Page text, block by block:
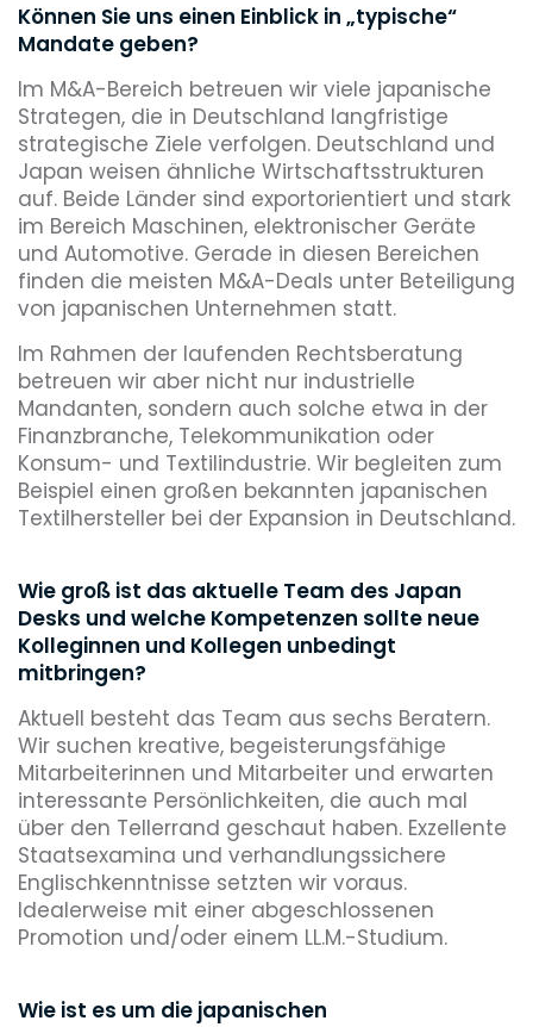
Können Sie uns einen Einblick in „typische“
Mandate geben?
Im M&A-Bereich betreuen wir viele japanische
Strategen, die in Deutschland langfristige
strategische Ziele verfolgen. Deutschland und
Japan weisen ähnliche Wirtschaftsstrukturen
auf. Beide Länder sind exportorientiert und stark
im Bereich Maschinen, elektronischer Geräte
und Automotive. Gerade in diesen Bereichen
finden die meisten M&A-Deals unter Beteiligung
von japanischen Unternehmen statt.
Im Rahmen der laufenden Rechtsberatung
betreuen wir aber nicht nur industrielle
Mandanten, sondern auch solche etwa in der
Finanzbranche, Telekommunikation oder
Konsum- und Textilindustrie. Wir begleiten zum
Beispiel einen großen bekannten japanischen
Textilhersteller bei der Expansion in Deutschland.
Wie groß ist das aktuelle Team des Japan
Desks und welche Kompetenzen sollte neue
Kolleginnen und Kollegen unbedingt
mitbringen?
Aktuell besteht das Team aus sechs Beratern.
Wir suchen kreative, begeisterungsfähige
Mitarbeiterinnen und Mitarbeiter und erwarten
interessante Persönlichkeiten, die auch mal
über den Tellerrand geschaut haben. Exzellente
Staatsexamina und verhandlungssichere
Englischkenntnisse setzten wir voraus.
Idealerweise mit einer abgeschlossenen
Promotion und/oder einem LL.M.-Studium.
Wie ist es um die japanischen